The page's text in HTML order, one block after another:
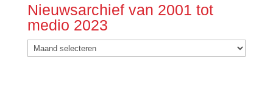
Nieuwsarchief van 2001 tot
medio 2023
Nieuwsarchief
van